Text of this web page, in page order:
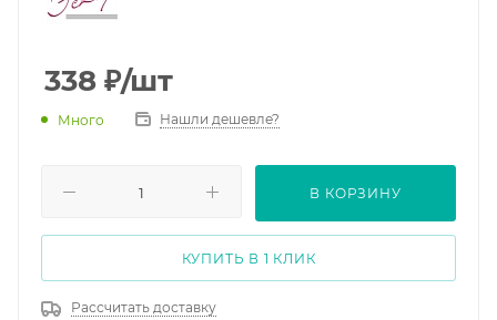
338 ₽/шт
Много Нашли дешевле?
В КОРЗИНУ
КУПИТЬ В 1 КЛИК
Рассчитать доставку